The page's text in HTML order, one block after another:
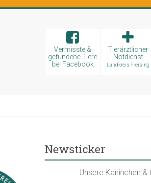
Tierärztlicher
Notdienst
Landkreis Freising
Vermisste &
gefundene Tiere
bei Facebook
Newsticker
Unsere Kaninchen &